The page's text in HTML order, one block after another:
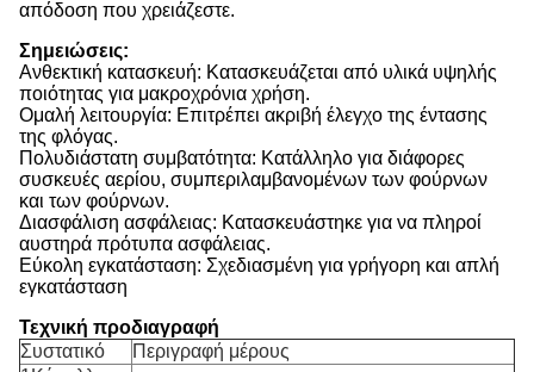
απόδοση που χρειάζεστε.
Σημειώσεις:
Ανθεκτική κατασκευή: Κατασκευάζεται από υλικά υψηλής
ποιότητας για μακροχρόνια χρήση.
Ομαλή λειτουργία: Επιτρέπει ακριβή έλεγχο της έντασης
της φλόγας.
Πολυδιάστατη συμβατότητα: Κατάλληλο για διάφορες
συσκευές αερίου, συμπεριλαμβανομένων των φούρνων
και των φούρνων.
Διασφάλιση ασφάλειας: Κατασκευάστηκε για να πληροί
αυστηρά πρότυπα ασφάλειας.
Εύκολη εγκατάσταση: Σχεδιασμένη για γρήγορη και απλή
εγκατάσταση
Τεχνική προδιαγραφή
Συστατικό
Περιγραφή μέρους